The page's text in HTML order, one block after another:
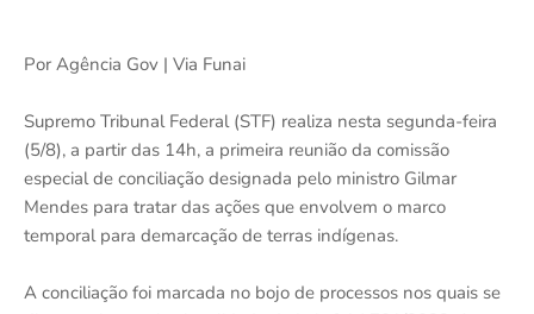
Por Agência Gov | Via Funai
Supremo Tribunal Federal (STF) realiza nesta segunda-feira
(5/8), a partir das 14h, a primeira reunião da comissão
especial de conciliação designada pelo ministro Gilmar
Mendes para tratar das ações que envolvem o marco
temporal para demarcação de terras indígenas.
A conciliação foi marcada no bojo de processos nos quais se